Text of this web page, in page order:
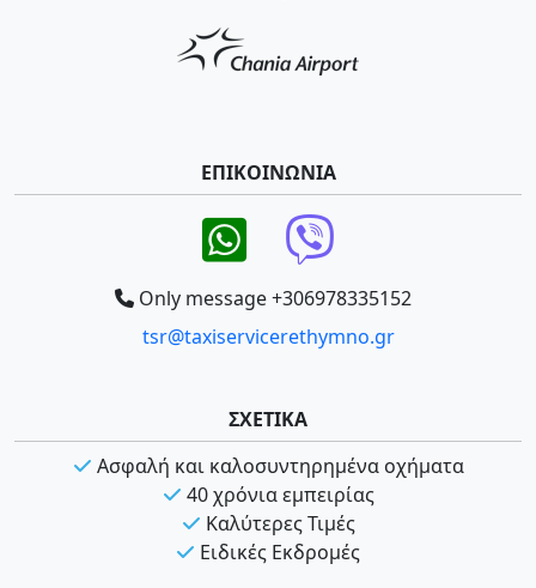
ΕΠΙΚΟΙΝΩΝΙΑ
Only message +306978335152
tsr@taxiservicerethymno.gr
ΣΧΕΤΙΚΑ
Ασφαλή και καλοσυντηρημένα οχήματα
40 χρόνια εμπειρίας
Καλύτερες Τιμές
Ειδικές Εκδρομές